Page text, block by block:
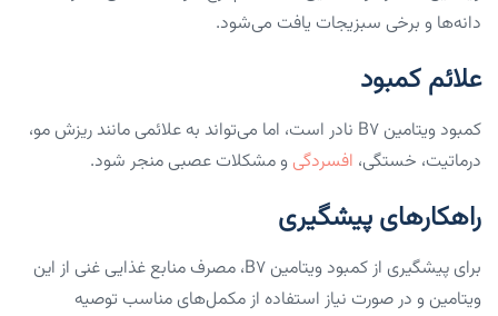
دانه‌ها و برخی سبزیجات یافت می‌شود.
علائم کمبود
کمبود ویتامین B7 نادر است، اما می‌تواند به علائمی مانند ریزش مو،
درماتیت، خستگی، افسردگی و مشکلات عصبی منجر شود.
راهکارهای پیشگیری
برای پیشگیری از کمبود ویتامین B7، مصرف منابع غذایی غنی از این
ویتامین و در صورت نیاز استفاده از مکمل‌های مناسب توصیه